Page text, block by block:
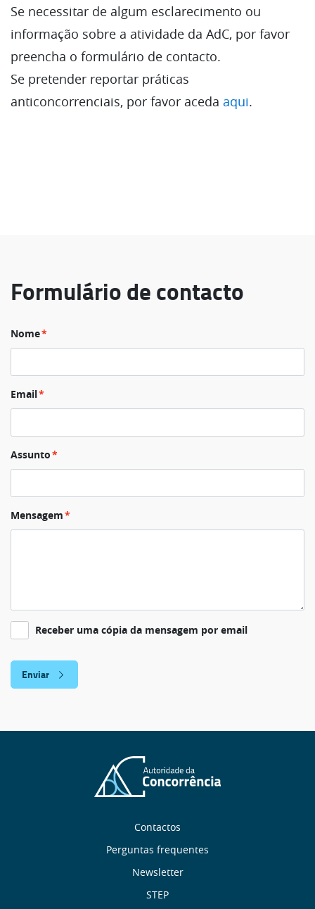
Se necessitar de algum esclarecimento ou
informação sobre a atividade da AdC, por favor
preencha o formulário de contacto.
Se pretender reportar práticas
anticoncorrenciais, por favor aceda aqui.
Formulário de contacto
Nome
Email
Assunto
Mensagem
Receber uma cópia da mensagem por email
Contactos
Perguntas frequentes
Newsletter
STEP